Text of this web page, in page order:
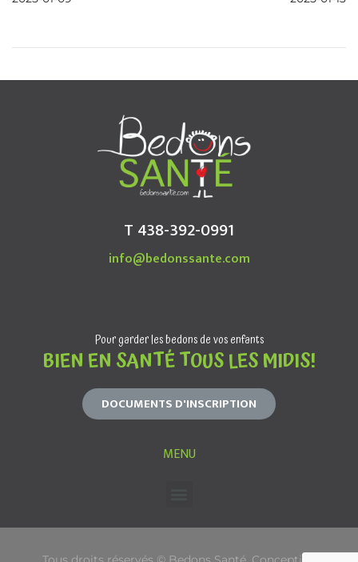
T 438-392-0991
info@bedonssante.com
Pour garder les bedons de vos enfants
BIEN EN SANTÉ TOUS LES MIDIS!
DOCUMENTS D'INSCRIPTION
MENU